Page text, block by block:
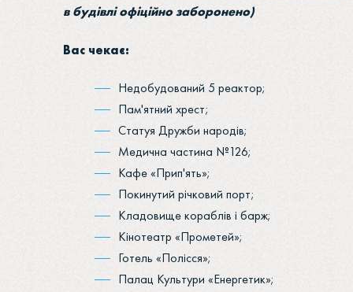
в будівлі офіційно заборонено)
Вас чекає:
Недобудований 5 реактор;
Пам'ятний хрест;
Статуя Дружби народів;
Медична частина №126;
Кафе «Прип'ять»;
Покинутий річковий порт;
Кладовище кораблів і барж;
Кінотеатр «Прометей»;
Готель «Полісся»;
Палац Культури «Енергетик»;